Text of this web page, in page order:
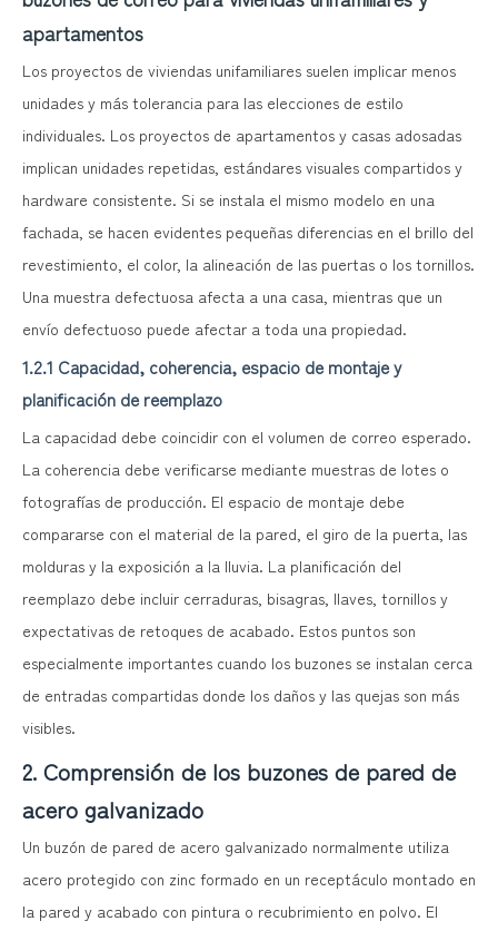
apartamentos
Los proyectos de viviendas unifamiliares suelen implicar menos
unidades y más tolerancia para las elecciones de estilo
individuales. Los proyectos de apartamentos y casas adosadas
implican unidades repetidas, estándares visuales compartidos y
hardware consistente. Si se instala el mismo modelo en una
fachada, se hacen evidentes pequeñas diferencias en el brillo del
revestimiento, el color, la alineación de las puertas o los tornillos.
Una muestra defectuosa afecta a una casa, mientras que un
envío defectuoso puede afectar a toda una propiedad.
1.2.1 Capacidad, coherencia, espacio de montaje y
planificación de reemplazo
La capacidad debe coincidir con el volumen de correo esperado.
La coherencia debe verificarse mediante muestras de lotes o
fotografías de producción. El espacio de montaje debe
compararse con el material de la pared, el giro de la puerta, las
molduras y la exposición a la lluvia. La planificación del
reemplazo debe incluir cerraduras, bisagras, llaves, tornillos y
expectativas de retoques de acabado. Estos puntos son
especialmente importantes cuando los buzones se instalan cerca
de entradas compartidas donde los daños y las quejas son más
visibles.
2. Comprensión de los buzones de pared de
acero galvanizado
Un buzón de pared de acero galvanizado normalmente utiliza
acero protegido con zinc formado en un receptáculo montado en
la pared y acabado con pintura o recubrimiento en polvo. El